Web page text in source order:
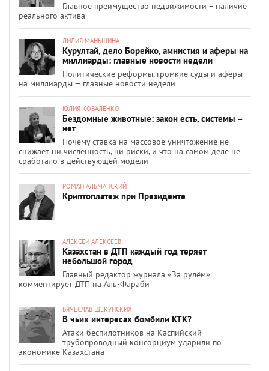
Главное преимущество недвижимости – наличие
реального актива
ЛИЛИЯ МАНЬШИНА
Курултай, дело Борейко, амнистия и аферы на
миллиарды: главные новости недели
Политические реформы, громкие суды и аферы
на миллиарды — главные новости недели
ЮЛИЯ КОВАЛЕНКО
Бездомные животные: закон есть, системы –
нет
Почему ставка на массовое уничтожение не
снижает ни численность, ни риски, и что на самом деле не
сработало в действующей модели
РОМАН АЛЬМАНСКИЙ
Криптоплатеж при Президенте
АЛЕКСЕЙ АЛЕКСЕЕВ
Казахстан в ДТП каждый год теряет
небольшой город
Главный редактор журнала «За рулём»
комментирует ДТП на Аль-Фараби
ВЯЧЕСЛАВ ЩЕКУНСКИХ
В чьих интересах бомбили КТК?
Атаки беспилотников на Каспийский
трубопроводный консорциум ударили по
экономике Казахстана